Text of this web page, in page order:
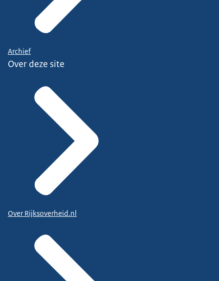
Archief
Over deze site
Over Rijksoverheid.nl